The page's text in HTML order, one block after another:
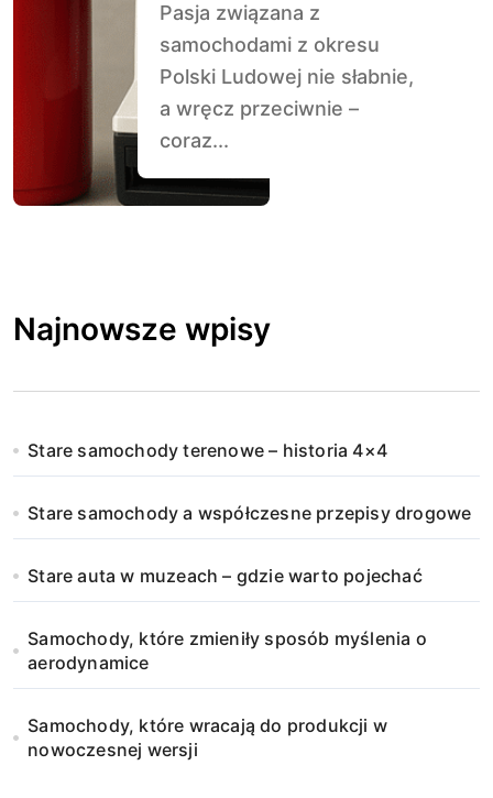
Pasja związana z
samochodami z okresu
Polski Ludowej nie słabnie,
a wręcz przeciwnie –
coraz...
Najnowsze wpisy
Stare samochody terenowe – historia 4×4
Stare samochody a współczesne przepisy drogowe
Stare auta w muzeach – gdzie warto pojechać
Samochody, które zmieniły sposób myślenia o
aerodynamice
Samochody, które wracają do produkcji w
nowoczesnej wersji